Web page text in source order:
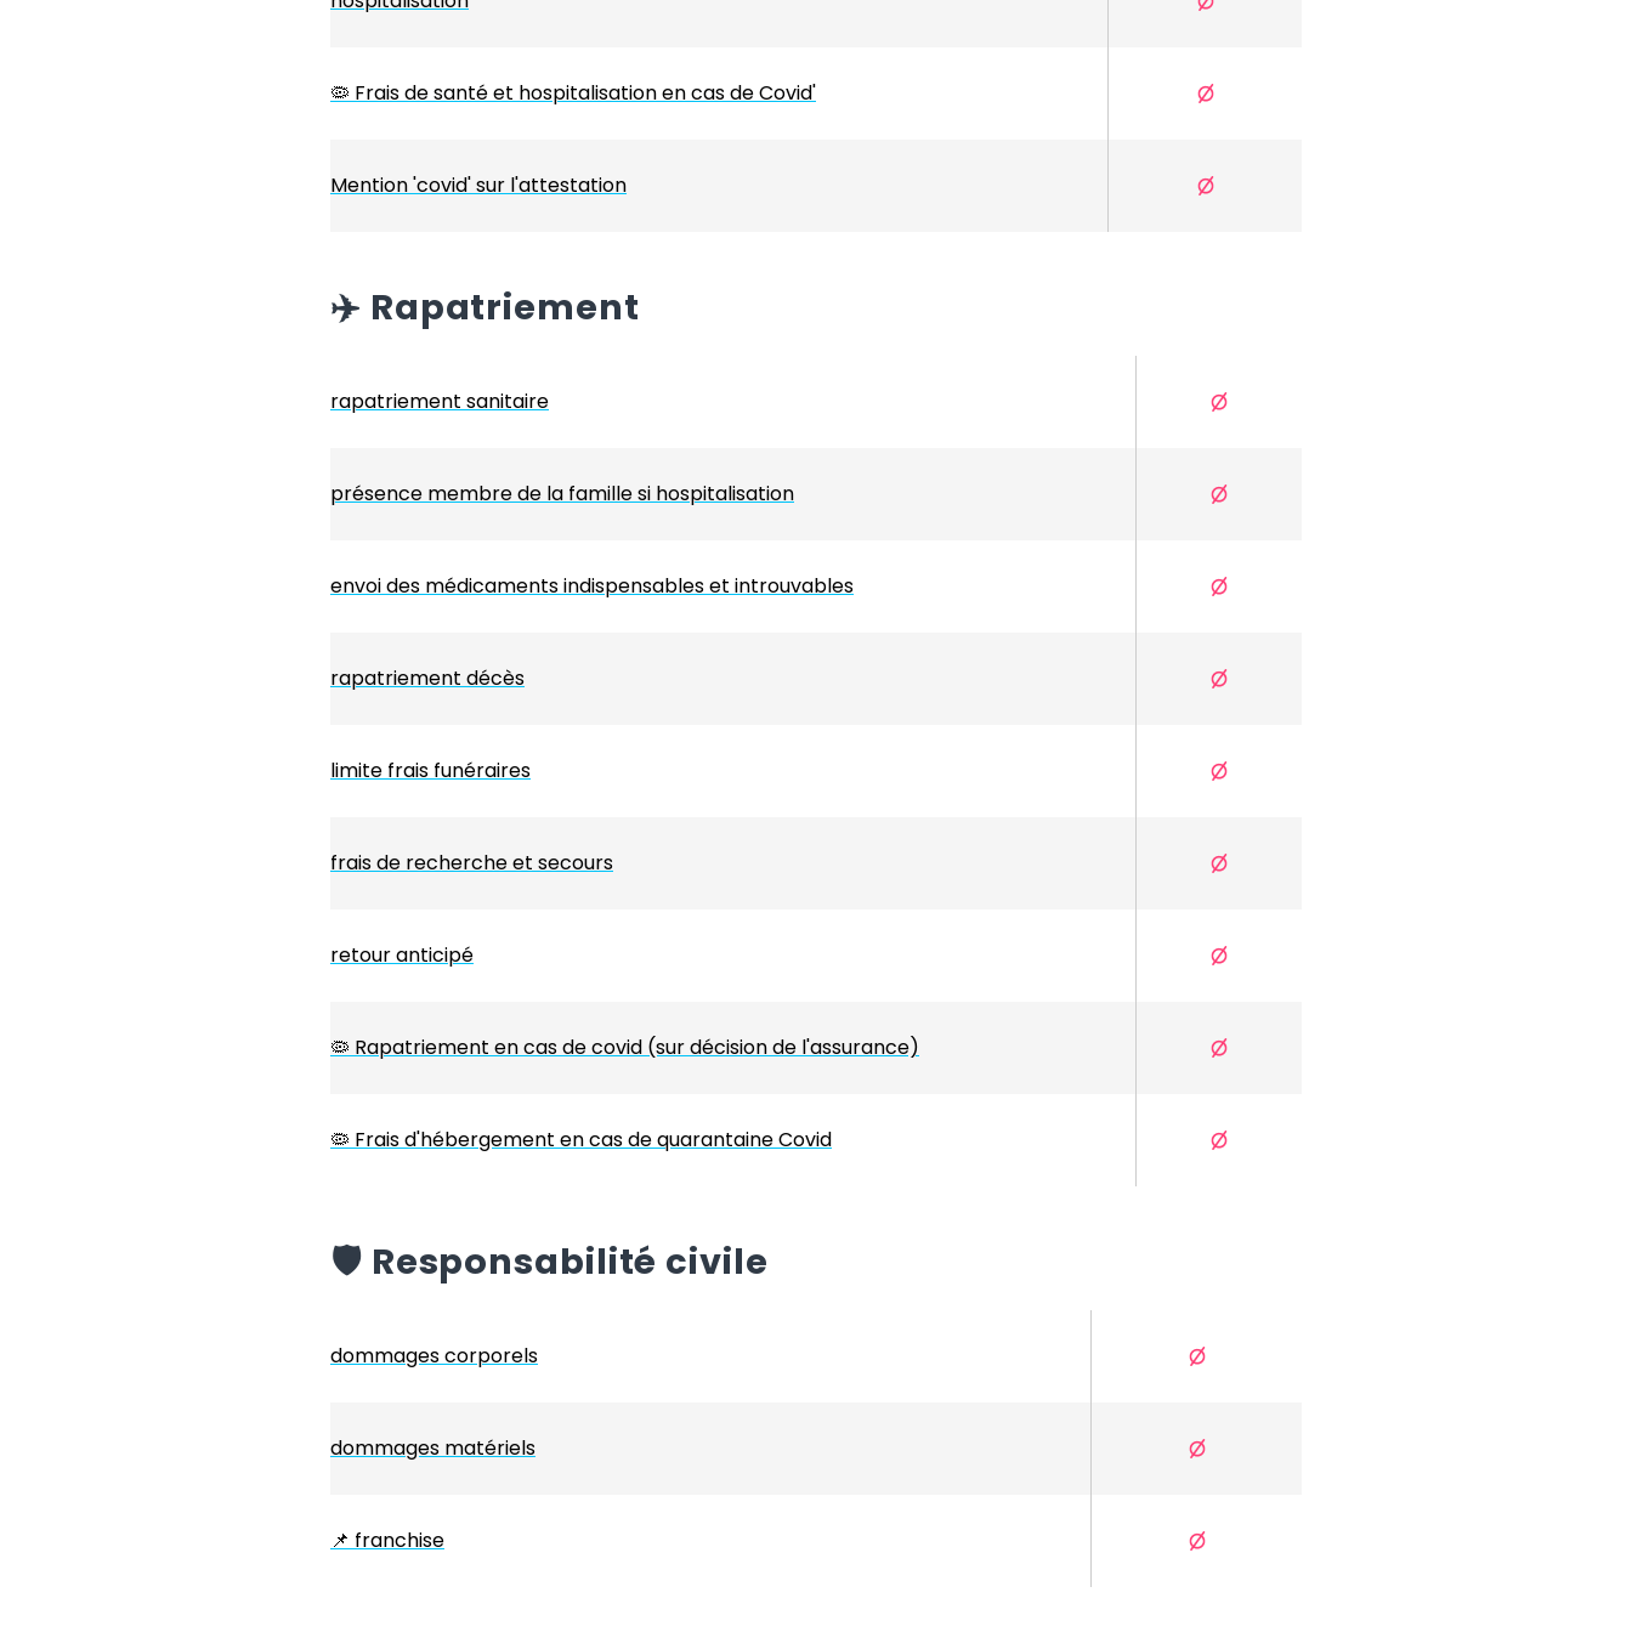
🦠 Frais de santé et hospitalisation en cas de Covid'
Mention 'covid' sur l'attestation
✈️ Rapatriement
rapatriement sanitaire
présence membre de la famille si hospitalisation
envoi des médicaments indispensables et introuvables
rapatriement décès
limite frais funéraires
frais de recherche et secours
retour anticipé
🦠 Rapatriement en cas de covid (sur décision de l'assurance)
🦠 Frais d'hébergement en cas de quarantaine Covid
️🛡️ Responsabilité civile
dommages corporels
dommages matériels
📌 franchise